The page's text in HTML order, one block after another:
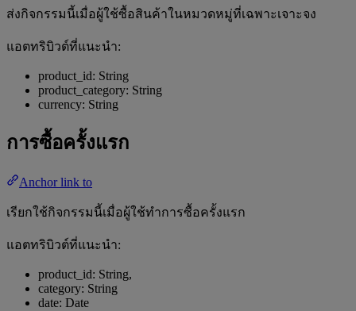
ส่งกิจกรรมนี้เมื่อผู้ใช้ซื้อสินค้าในหมวดหมู่ที่เฉพาะเจาะจง
แอตทริบิวต์ที่แนะนำ:
product_id: String
product_category: String
currency: String
การซื้อครั้งแรก
Anchor link to
เรียกใช้กิจกรรมนี้เมื่อผู้ใช้ทำการซื้อครั้งแรก
แอตทริบิวต์ที่แนะนำ:
product_id: String,
category: String
date: Date